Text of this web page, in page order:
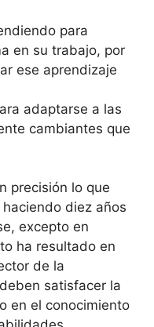
para
en su trabajo, por
ese aprendizaje
adaptarse a las
cambiantes que
precisión lo que
diez años
excepto en
ha resultado en
de la
satisfacer la
en el conocimiento